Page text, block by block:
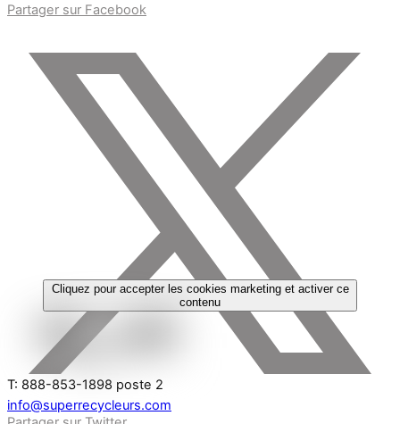
Partager sur Facebook
Cliquez pour accepter les cookies marketing et activer ce
contenu
T: 888-853-1898 poste 2
info@superrecycleurs.com